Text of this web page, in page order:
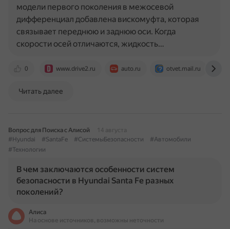
0 www.drive2.ru auto.ru otvet.mail.ru
модели первого поколения в межосевой
дифференциал добавлена вискомуфта, которая
связывает переднюю и заднюю оси. Когда
скорости осей отличаются, жидкость…
Читать далее
Вопрос для Поиска с Алисой
14 августа
#Hyundai
#SantaFe #СистемыБезопасности
#Автомобили
#Технологии
В чем заключаются особенности систем
безопасности в Hyundai Santa Fe разных
поколений?
Алиса
На основе источников, возможны неточности